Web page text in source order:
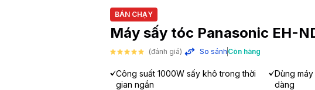
BÁN CHẠY
Máy sấy tóc Panasonic EH-
(đánh giá) So sánh Còn hàng
Công suất 1000W sấy khô trong thời
gian ngắn
Dùng
dàng